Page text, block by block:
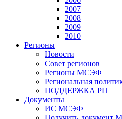
2007
2008
2009
2010
Регионы
Новости
Совет регионов
Регионы МСЭФ
Региональная
ПОДДЕРЖКА РП
Документы
ИС МСЭФ